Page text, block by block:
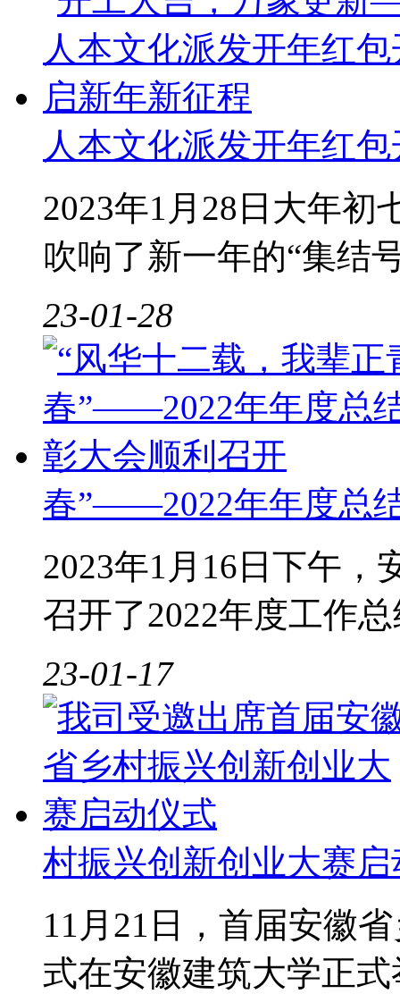
人本文化派发开年红
2023年1月28日大年初
吹响了新一年的“集结
23-01-28
春”——2022年年度总
2023年1月16日下午，
召开了2022年度工作
23-01-17
村振兴创新创业大赛
11月21日，首届安徽
式在安徽建筑大学正